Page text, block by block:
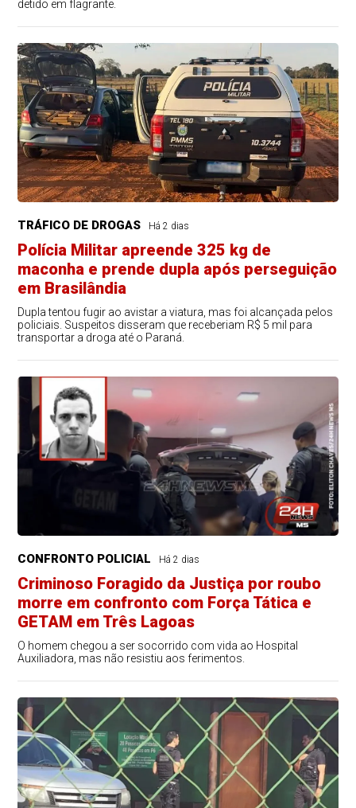
detido em flagrante.
TRÁFICO DE DROGAS Há 2 dias
Polícia Militar apreende 325 kg de
maconha e prende dupla após perseguição
em Brasilândia
Dupla tentou fugir ao avistar a viatura, mas foi alcançada pelos
policiais. Suspeitos disseram que receberiam R$ 5 mil para
transportar a droga até o Paraná.
CONFRONTO POLICIAL Há 2 dias
Criminoso Foragido da Justiça por roubo
morre em confronto com Força Tática e
GETAM em Três Lagoas
O homem chegou a ser socorrido com vida ao Hospital
Auxiliadora, mas não resistiu aos ferimentos.